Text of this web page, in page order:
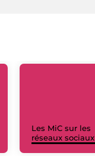
Les MiC sur les
réseaux sociaux